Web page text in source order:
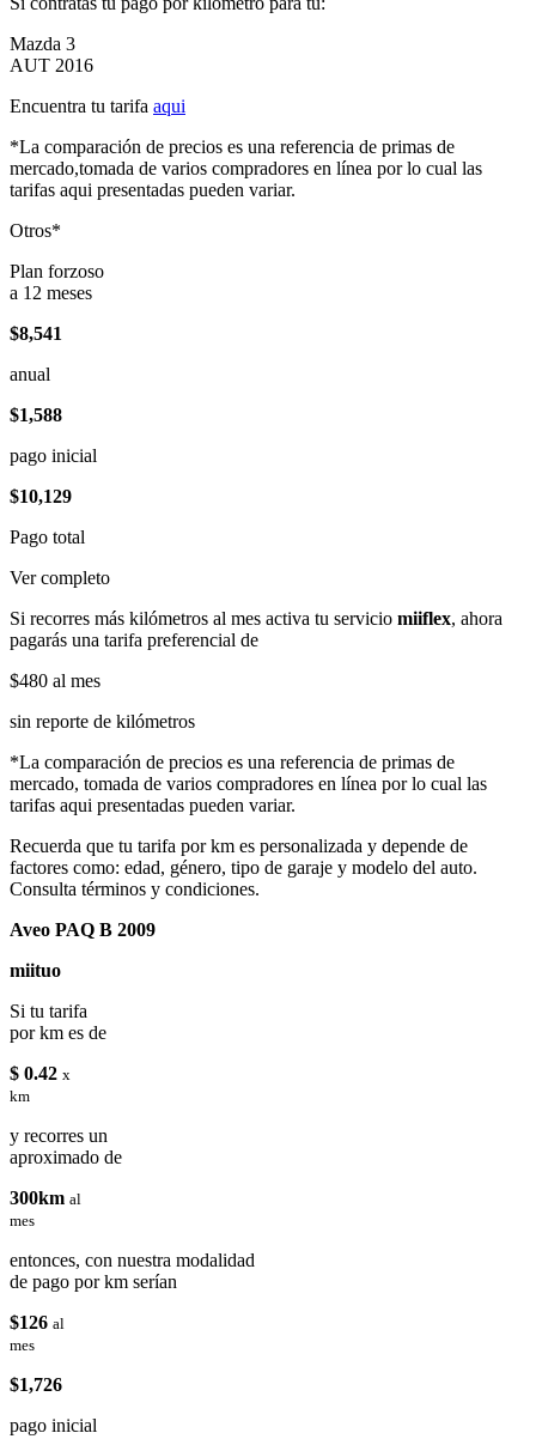
Mazda 3
AUT 2016
Encuentra tu tarifa aqui
*La comparación de precios es una referencia de primas de
mercado,tomada de varios compradores en línea por lo cual las
tarifas aqui presentadas pueden variar.
Otros*
Plan forzoso
a 12 meses
$8,541
anual
$1,588
pago inicial
$10,129
Pago total
Ver completo
Si recorres más kilómetros al mes activa tu servicio miiflex, ahora
pagarás una tarifa preferencial de
$480 al mes
sin reporte de kilómetros
*La comparación de precios es una referencia de primas de
mercado, tomada de varios compradores en línea por lo cual las
tarifas aqui presentadas pueden variar.
Recuerda que tu tarifa por km es personalizada y depende de
factores como: edad, género, tipo de garaje y modelo del auto.
Consulta términos y condiciones.
Aveo PAQ B 2009
miituo
Si tu tarifa
por km es de
$ 0.42 x
km
y recorres un
aproximado de
300km al
mes
entonces, con nuestra modalidad
de pago por km serían
$126 al
mes
$1,726
pago inicial